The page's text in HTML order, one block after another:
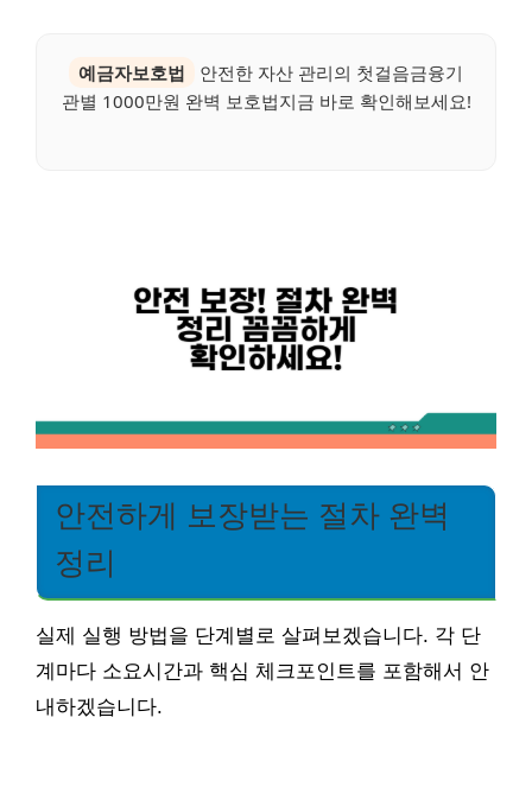
예금자보호법
안전한 자산 관리의 첫걸음금융기
관별 1000만원 완벽 보호법지금 바로 확인해보세요!
안전하게 보장받는 절차 완벽
정리
실제 실행 방법을 단계별로 살펴보겠습니다. 각 단
계마다 소요시간과 핵심 체크포인트를 포함해서 안
내하겠습니다.